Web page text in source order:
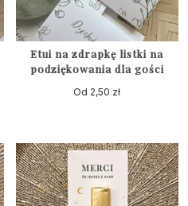
Etui na zdrapkę listki na
podziękowania dla gości
Od 2,50 zł